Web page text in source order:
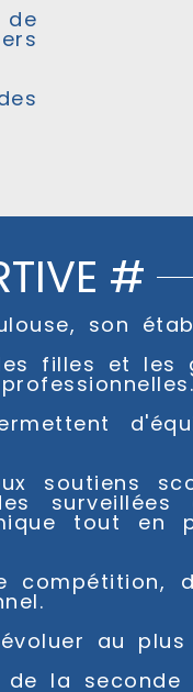
de
#
son
filles et les
soutiens
tout en
au plus
de la